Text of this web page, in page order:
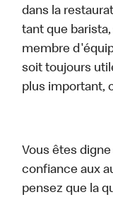
dans la
tant que
membre
soit toujours
plus important,
Vous êtes
confiance aux
pensez que la